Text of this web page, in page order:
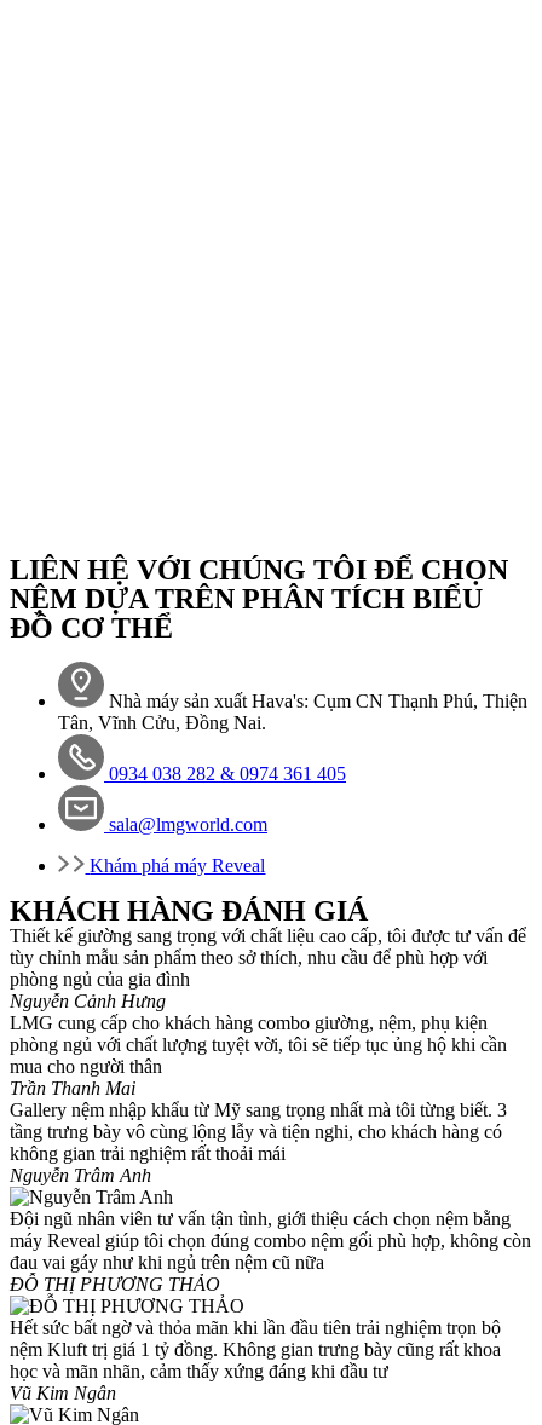
LIÊN HỆ VỚI CHÚNG TÔI ĐỂ CHỌN
NỆM DỰA TRÊN PHÂN TÍCH BIỂU
ĐỒ CƠ THỂ
Nhà máy sản xuất Hava's: Cụm CN Thạnh Phú, Thiện
Tân, Vĩnh Cửu, Đồng Nai.
0934 038 282 &0974 361 405
sala@lmgworld.com
Khám phá máy Reveal
KHÁCH HÀNG ĐÁNH GIÁ
Thiết kế giường sang trọng với chất liệu cao cấp, tôi được tư vấn để
tùy chỉnh mẫu sản phẩm theo sở thích, nhu cầu để phù hợp với
phòng ngủ của gia đình
Nguyễn Cảnh Hưng
LMG cung cấp cho khách hàng combo giường, nệm, phụ kiện
phòng ngủ với chất lượng tuyệt vời, tôi sẽ tiếp tục ủng hộ khi cần
mua cho người thân
Trần Thanh Mai
Gallery nệm nhập khẩu từ Mỹ sang trọng nhất mà tôi từng biết. 3
tầng trưng bày vô cùng lộng lẫy và tiện nghi, cho khách hàng có
không gian trải nghiệm rất thoải mái
Nguyễn Trâm Anh
Đội ngũ nhân viên tư vấn tận tình, giới thiệu cách chọn nệm bằng
máy Reveal giúp tôi chọn đúng combo nệm gối phù hợp, không còn
đau vai gáy như khi ngủ trên nệm cũ nữa
ĐỖ THỊ PHƯƠNG THẢO
Hết sức bất ngờ và thỏa mãn khi lần đầu tiên trải nghiệm trọn bộ
nệm Kluft trị giá 1 tỷ đồng. Không gian trưng bày cũng rất khoa
học và mãn nhãn, cảm thấy xứng đáng khi đầu tư
Vũ Kim Ngân